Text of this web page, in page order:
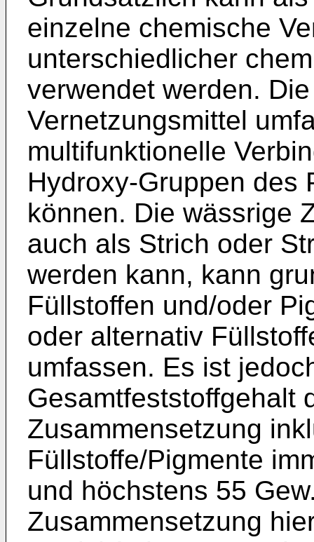
einzelne chemische
unterschiedlicher
verwendet werden.
Vernetzungsmittel
multifunktionelle
Hydroxy-Gruppen des
können. Die wässrige
auch als Strich oder
werden kann, kann
Füllstoffen und/oder
oder alternativ
umfassen. Es ist
Gesamtfeststoffgehalt
Zusammensetzung
Füllstoffe/Pigmente
und höchstens 55
Zusammensetzung